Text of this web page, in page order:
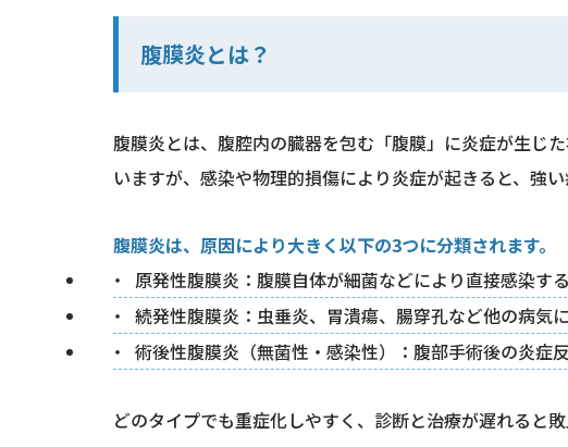
腹膜炎とは？
腹膜炎とは、腹腔内の臓器を包む「腹膜」に炎症が生じ
いますが、感染や物理的損傷により炎症が起きると、強
腹膜炎は、原因により大きく以下の3つに分類されます。
原発性腹膜炎：腹膜自体が細菌などにより直接感染す
続発性腹膜炎：虫垂炎、胃潰瘍、腸穿孔など他の病気
術後性腹膜炎（無菌性・感染性）：腹部手術後の炎症
どのタイプでも重症化しやすく、診断と治療が遅れると